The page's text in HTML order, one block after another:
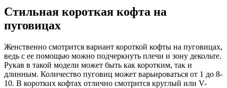
Стильная короткая кофта на
пуговицах
Женственно смотрится вариант короткой кофты на пуговицах,
ведь с ее помощью можно подчеркнуть плечи и зону декольте.
Рукав в такой модели может быть как коротким, так и
длинным. Количество пуговиц может варьироваться от 1 до 8-
10. В коротких кофтах отлично смотрится круглый или V-